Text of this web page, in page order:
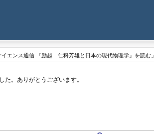
エンス通信 『励起 仁科芳雄と日本の現代物理学』を読む」
た。ありがとうございます。